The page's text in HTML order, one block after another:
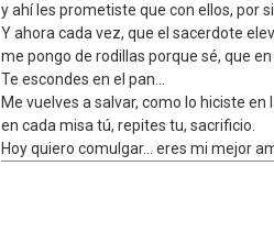
y ahí les prometiste que con ellos, por
Y ahora cada vez, que el sacerdote
me pongo de rodillas porque sé, que
Te escondes en el pan...
Me vuelves a salvar, como lo hiciste en
en cada misa tú, repites tu, sacrificio.
Hoy quiero comulgar... eres mi mejor